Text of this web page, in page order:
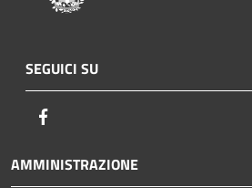
SEGUICI SU
AMMINISTRAZIONE